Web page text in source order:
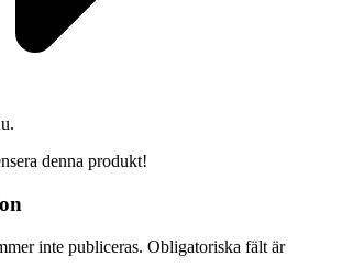
denna produkt!
inte publiceras. Obligatoriska fält är